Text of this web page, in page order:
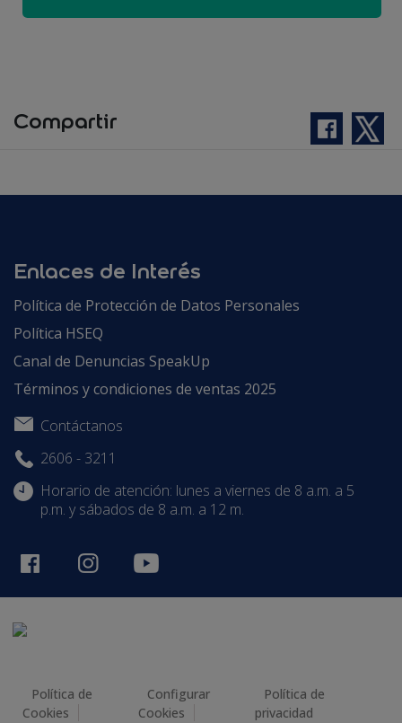
Compartir
Enlaces de Interés
Política de Protección de Datos Personales
Política HSEQ
Canal de Denuncias SpeakUp
Términos y condiciones de ventas 2025
Contáctanos
2606 - 3211
Horario de atención: lunes a viernes de 8 a.m. a 5
p.m. y sábados de 8 a.m. a 12 m.
Política de
Cookies
Configurar
Cookies
Política de
privacidad